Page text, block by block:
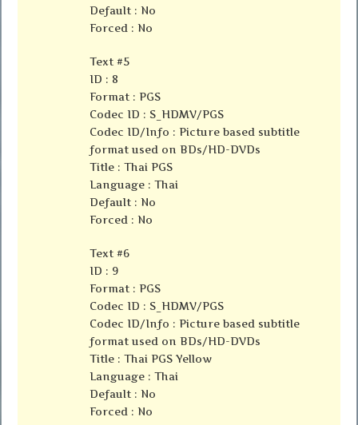
Default : No
Forced : No
Text #5
ID : 8
Format : PGS
Codec ID : S_HDMV/PGS
Codec ID/Info : Picture based subtitle
format used on BDs/HD-DVDs
Title : Thai PGS
Language : Thai
Default : No
Forced : No
Text #6
ID : 9
Format : PGS
Codec ID : S_HDMV/PGS
Codec ID/Info : Picture based subtitle
format used on BDs/HD-DVDs
Title : Thai PGS Yellow
Language : Thai
Default : No
Forced : No